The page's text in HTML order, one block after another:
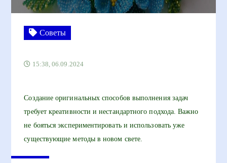
Советы
15:38, 06.09.2024
Создание оригинальных способов выполнения задач
требует креативности и нестандартного подхода. Важно
не бояться экспериментировать и использовать уже
существующие методы в новом свете.